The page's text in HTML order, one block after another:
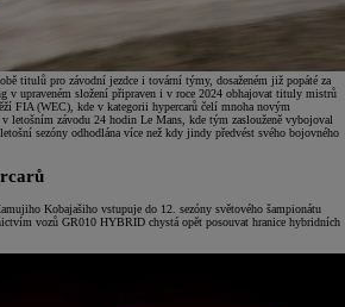
titulů pro závodní jezdce i tovární týmy, dosaženém již popáté za
v upraveném složení připraven i v roce 2024 obhajovat tituly mistrů
FIA (WEC), kde v kategorii hypercarů čelí mnoha novým
letošním závodu 24 hodin Le Mans, kde tým zaslouženě vybojoval
sezóny odhodlána více než kdy jindy předvést svého bojovného
Kobajašiho vstupuje do 12. sezóny světového šampionátu
vozů GR010 HYBRID chystá opět posouvat hranice hybridních